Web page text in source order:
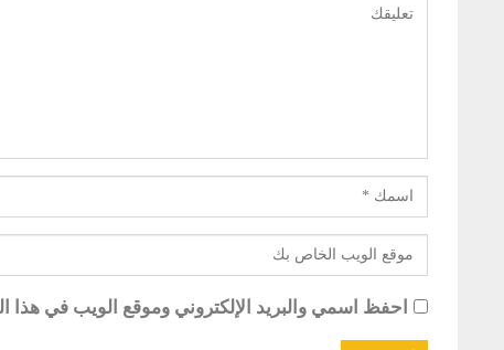
احفظ اسمي والبريد الإلكتروني وموقع الويب في هذا